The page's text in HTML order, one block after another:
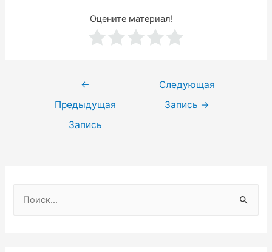
Оцените материал!
Навигация
записям
←
Предыдущая
Запись
Следующая
Запись →